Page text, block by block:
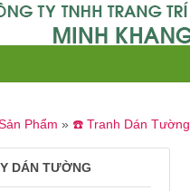
Phẩm » ☎️ Tranh Dán Tường
DÁN TƯỜNG